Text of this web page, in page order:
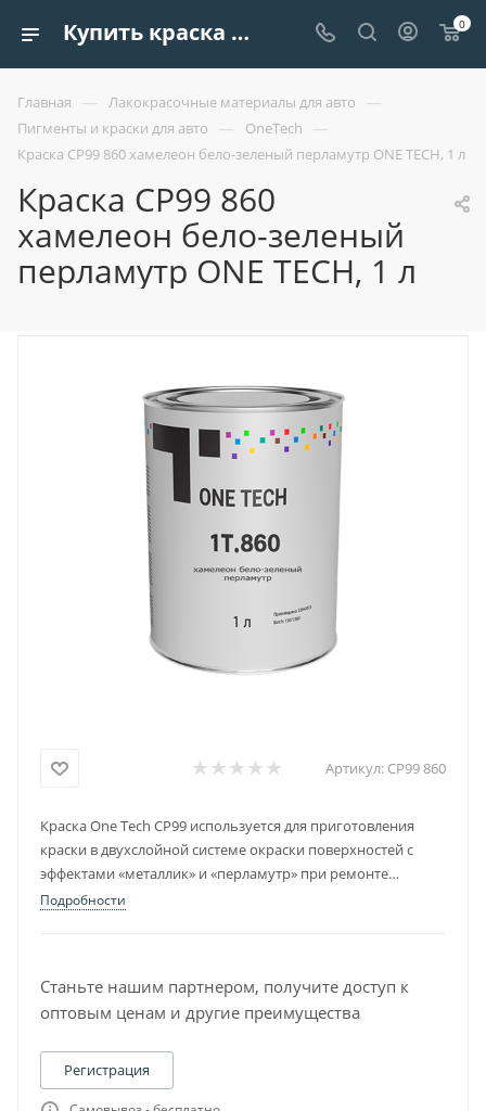
Купить краска cp99 860 хамелеон бело-зеленый перламутр one tech, 1 л| Европроект Tрейдинг 0
Главная — Лакокрасочные материалы для авто —
Пигменты и краски для авто — OneTech —
Краска CP99 860 хамелеон бело-зеленый перламутр ONE TECH, 1 л
Краска CP99 860
хамелеон бело-зеленый
перламутр ONE TECH, 1 л
Артикул: CP99 860
Краска One Tech CP99 используется для приготовления
краски в двухслойной системе окраски поверхностей с
эффектами «металлик» и «перламутр» при ремонте
автомобилей всех мировых производителей.
Подробности
Станьте нашим партнером, получите доступ к
оптовым ценам и другие преимущества
Регистрация